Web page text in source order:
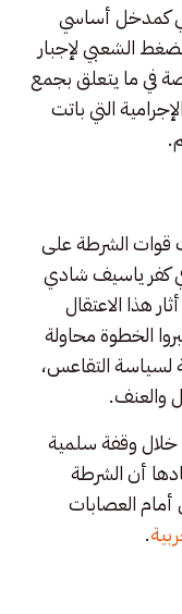
كمدخل أساسي
الشعبي لإجبار
في ما يتعلق بجمع
التي باتت
قوات الشرطة على
كفر ياسيف شادي
هذا الاعتقال
الخطوة محاولة
لسياسة التقاعس،
والعنف.
وقفة سلمية
أن الشرطة
أمام العصابات
.